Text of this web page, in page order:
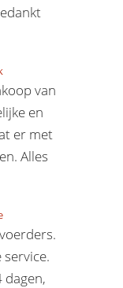
van
en
er met
Alles
dagen,